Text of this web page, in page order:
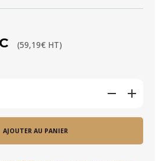
(59,19€ HT)
AJOUTER AU PANIER